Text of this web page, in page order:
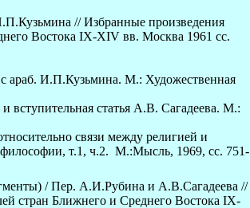
// Избранные произведения
Востока IX-XIV вв. Москва 1961 сс.
араб. И.П.Кузьмина. М.: Художественная
вступительная статья А.В. Сагадеева. М.:
связи между религией и
т.1, ч.2. М.:Мысль, 1969, сс. 751-
/ Пер. А.И.Рубина и А.В.Сагадеева //
стран Ближнего и Среднего Востока IX-